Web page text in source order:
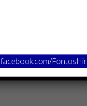
facebook.com/FontosHir